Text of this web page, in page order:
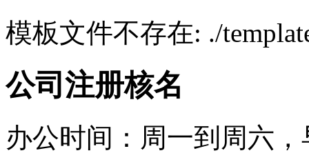
模板文件不存在: ./
公司注册核名
办公时间：周一到周六